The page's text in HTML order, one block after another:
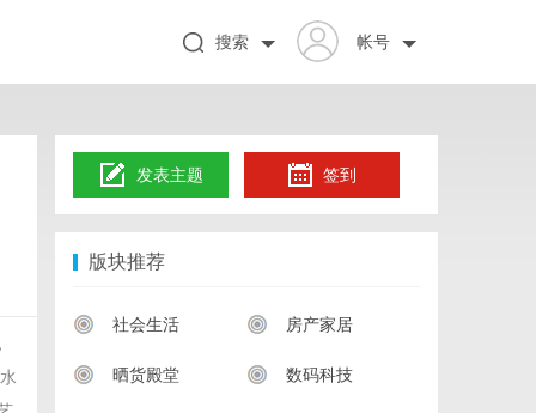
帐号
搜索
发表主题 签到
版块推荐
社会生活 房产家居
晒货殿堂 数码科技